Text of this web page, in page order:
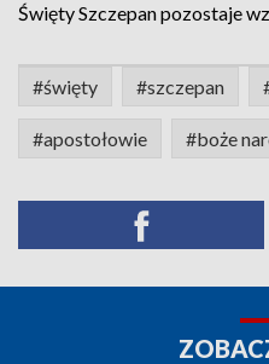
Święty Szczepan pozostaje
#święty #szczepan
#apostołowie #boże